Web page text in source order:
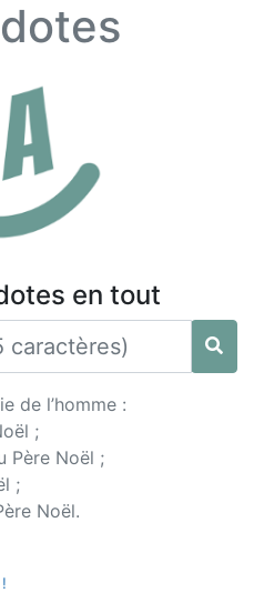
en tout
de l’homme :
;
Père Noël ;
;
Noël.